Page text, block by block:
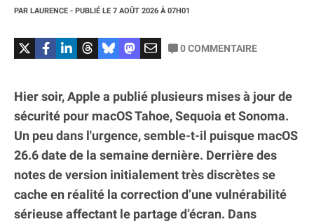
PAR LAURENCE - PUBLIÉ LE 7 AOÛT 2026 À 07H01
0COMMENTAIRE
Hier soir, Apple a publié plusieurs mises à jour de
sécurité pour macOS Tahoe, Sequoia et Sonoma.
Un peu dans l'urgence, semble-t-il puisque macOS
26.6 date de la semaine dernière. Derrière des
notes de version initialement très discrètes se
cache en réalité la correction d’une vulnérabilité
sérieuse affectant le partage d’écran. Dans